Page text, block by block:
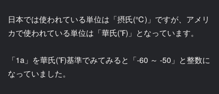
日本では使われている単位は「摂氏(℃)」ですが、アメリ
カで使われている単位は「華氏(℉)」となっています。
「1a」を華氏(℉)基準でみてみると「-60 ～ -50」と整数に
なっていました。